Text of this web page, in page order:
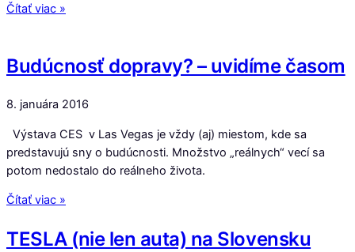
Čítať viac »
Budúcnosť dopravy? – uvidíme časom
8. januára 2016
Výstava CES v Las Vegas je vždy (aj) miestom, kde sa
predstavujú sny o budúcnosti. Množstvo „reálnych“ vecí sa
potom nedostalo do reálneho života.
Čítať viac »
TESLA (nie len auta) na Slovensku